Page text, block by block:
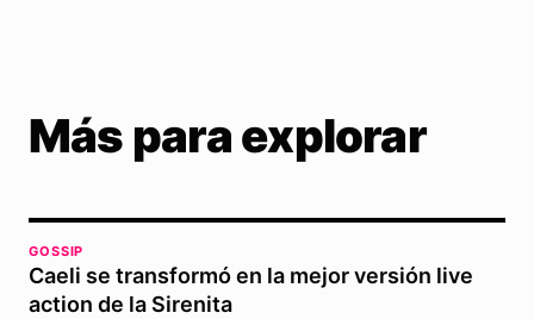
Más para explorar
GOSSIP
Caeli se transformó en la mejor versión live
action de la Sirenita